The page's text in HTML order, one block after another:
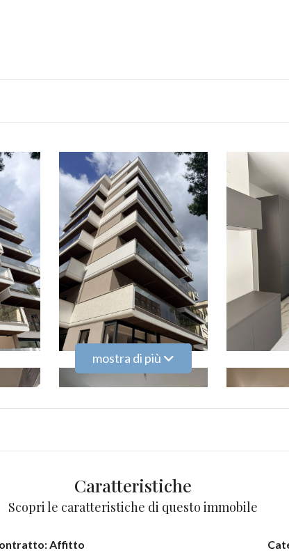
mostra di più
Caratteristiche
Scopri le caratteristiche di questo immobile
Affitto